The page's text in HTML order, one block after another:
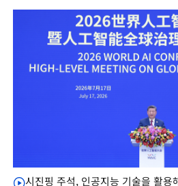
시진핑 주석, 인공지능 기술을 활용